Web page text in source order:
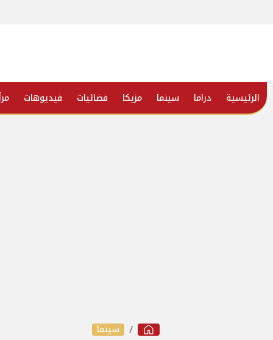
الرئيسية دراما سينما مزيكا فضائيات فيديوهات
سينما